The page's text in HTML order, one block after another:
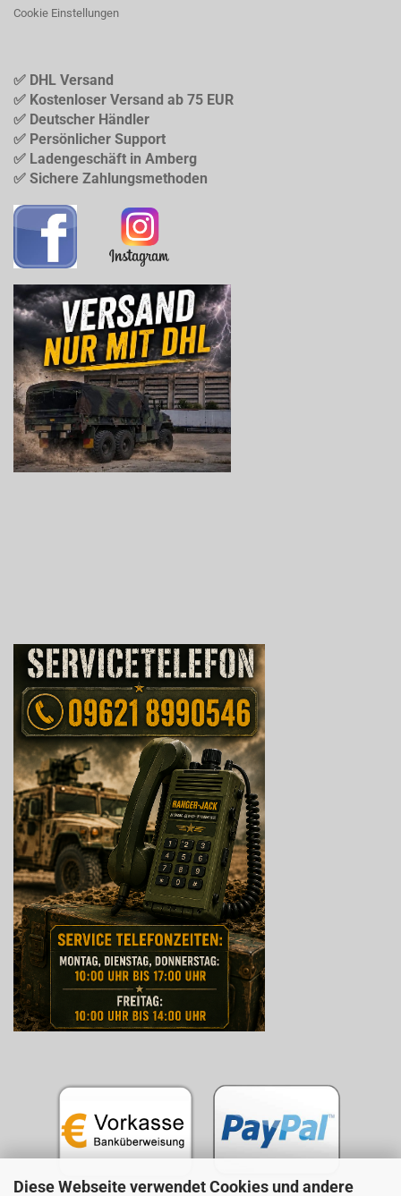
Diese Webseite verwendet Cookies und andere
Cookie Einstellungen
✅ DHL Versand
✅ Kostenloser Versand ab 75 EUR
✅ Deutscher Händler
✅ Persönlicher Support
✅ Ladengeschäft in Amberg
✅ Sichere Zahlungsmethoden